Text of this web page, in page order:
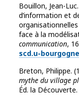
Bouillon, Jean-
d’information et
face à la
communication,
scd.u-
Breton, Philippe.
mythe du village
Éd. la